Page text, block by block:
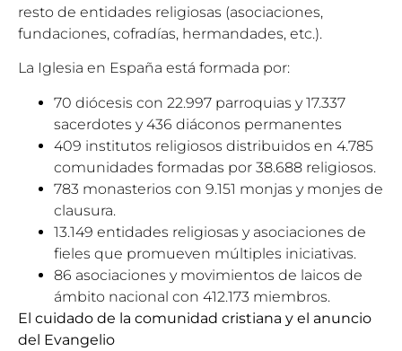
resto de entidades religiosas (asociaciones,
fundaciones, cofradías, hermandades, etc.).
La Iglesia en España está formada por:
70 diócesis con 22.997 parroquias y 17.337
sacerdotes y 436 diáconos permanentes
409 institutos religiosos distribuidos en 4.785
comunidades formadas por 38.688 religiosos.
783 monasterios con 9.151 monjas y monjes de
clausura.
13.149 entidades religiosas y asociaciones de
fieles que promueven múltiples iniciativas.
86 asociaciones y movimientos de laicos de
ámbito nacional con 412.173 miembros.
El cuidado de la comunidad cristiana y el anuncio
del Evangelio